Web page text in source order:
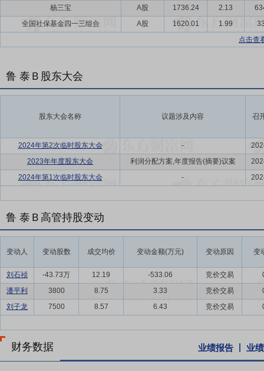
杨三宝
A股 1736.24 2.13
全国社保基金四一三组合
A股 1620.01 1.99
点击查
鲁 泰Ｂ股东大会
股东大会名称 议题涉及内容 召
2024年第2次临时股东大会 -
2023年年度股东大会
利润分配方案,年度报告(摘要)议案
2024年第1次临时股东大会
-
鲁 泰Ｂ高管持股变动
变动人 变动股数 成交均价 变动金额(万元) 变动原因 变
刘石祯 -43.73万 12.19 -533.06 竞价交易
潘平利
3800 8.75 3.33 竞价交易
刘子龙
7500 8.57 6.43 竞价交易
财务数据 业绩报告 业